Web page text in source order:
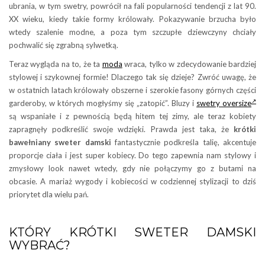
ubrania, w tym swetry, powrócił na fali popularności tendencji z lat 90.
XX wieku, kiedy takie formy królowały. Pokazywanie brzucha było
wtedy szalenie modne, a poza tym szczupłe dziewczyny chciały
pochwalić się zgrabną sylwetką.
Teraz wygląda na to, że ta moda wraca, tylko w zdecydowanie bardziej
stylowej i szykownej formie! Dlaczego tak się dzieje? Zwróć uwagę, że
w ostatnich latach królowały obszerne i szerokie fasony górnych części
garderoby, w których mogłyśmy się „zatopić”. Bluzy i swetry oversize
są wspaniałe i z pewnością będą hitem tej zimy, ale teraz kobiety
zapragnęły podkreślić swoje wdzięki. Prawda jest taka, że krótki
bawełniany sweter damski fantastycznie podkreśla talię, akcentuje
proporcje ciała i jest super kobiecy. Do tego zapewnia nam stylowy i
zmysłowy look nawet wtedy, gdy nie połączymy go z butami na
obcasie. A mariaż wygody i kobiecości w codziennej stylizacji to dziś
priorytet dla wielu pań.
KTÓRY KRÓTKI SWETER DAMSKI
WYBRAĆ?